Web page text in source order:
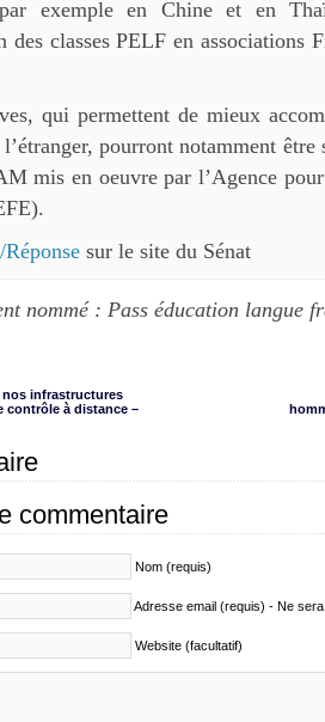
exemple en Chine et en
des classes PELF en associations
qui permettent de mieux
pourront notamment être
mis en oeuvre par l’Agence pour
sur le site du Sénat
nommé : Pass éducation langue
nos infrastructures
contrôle à distance –
commentaire
Nom (requis)
Adresse email (requis) - Ne
Website (facultatif)